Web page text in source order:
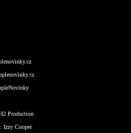
Production
Izzy Cooper